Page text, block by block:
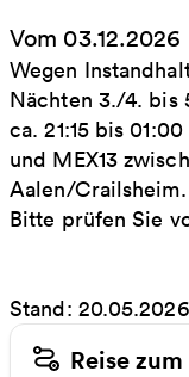
Vom
Wegen
Nächten 3./4. bis
ca. 21:15 bis
und MEX13
Aalen/
Bitte prüfen Sie
Stand:
Reise